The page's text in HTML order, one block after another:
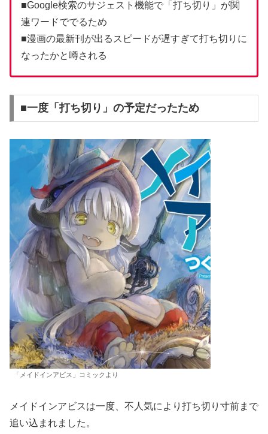
■Google検索のサジェスト機能で「打ち切り」が関
連ワードででるため
■漫画の最新刊が出るスピードが遅すぎて打ち切りに
なったかと噂される
■一度「打ち切り」の予定だったため
「メイドインアビス」コミックより
メイドインアビスは一度、不人気により打ち切り寸前まで
追い込まれました。